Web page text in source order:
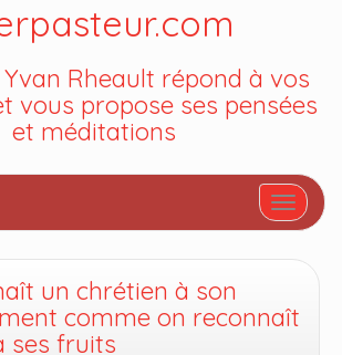
Rheault répond à vos
vous propose ses pensées
et méditations
Afficher/
un chrétien à son
comme on reconnaît
ses fruits